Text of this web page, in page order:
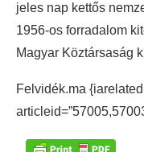
jeles nap kettős
1956-os forradalom
Magyar Köztársaság
Felvidék.ma